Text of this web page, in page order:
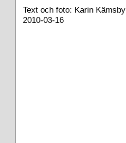
Text och foto: Karin Kämsby
2010-03-16